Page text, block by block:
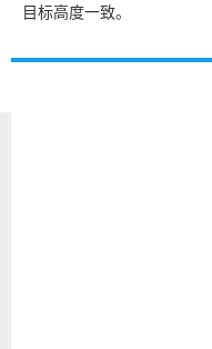
目标高度一致。